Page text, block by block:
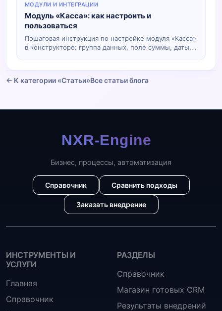
МОДУЛИ И ИНТЕГРАЦИИ
Модуль «Касса»: как настроить и
пользоваться
Пошаговая инструкция по настройке модуля «Касса»
в конструкторе: группа данных, поле суммы, даты,
← К категории «Статьи»Все статьи блога
Бизнес, процессы, автоматизация
Справочник Сравнить подходы
Заказать внедрение
ИНСТРУМЕНТЫ И
УСЛУГИ
Главная
Справочник
РАЗДЕЛЫ
Справочник
Магазин готовых CRM
Результаты внедрений